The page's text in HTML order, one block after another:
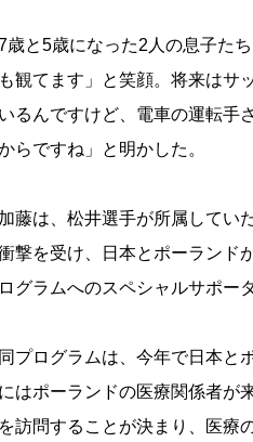
と5歳になった2人の息子た
観てます」と笑顔。将来はサ
るんですけど、電車の運転手
らですね」と明かした。
藤は、松井選手が所属してい
撃を受け、日本とポーランド
グラムへのスペシャルサポー
プログラムは、今年で日本と
はポーランドの医療関係者が
を訪問することが決まり、医療